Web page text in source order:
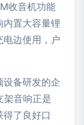
收音机功能
置大容量锂
电边使用，户
备研发的企
架音响正是
了良好口